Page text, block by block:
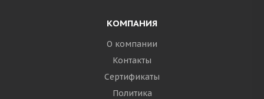
КОМПАНИЯ
О компании
Контакты
Сертификаты
Политика